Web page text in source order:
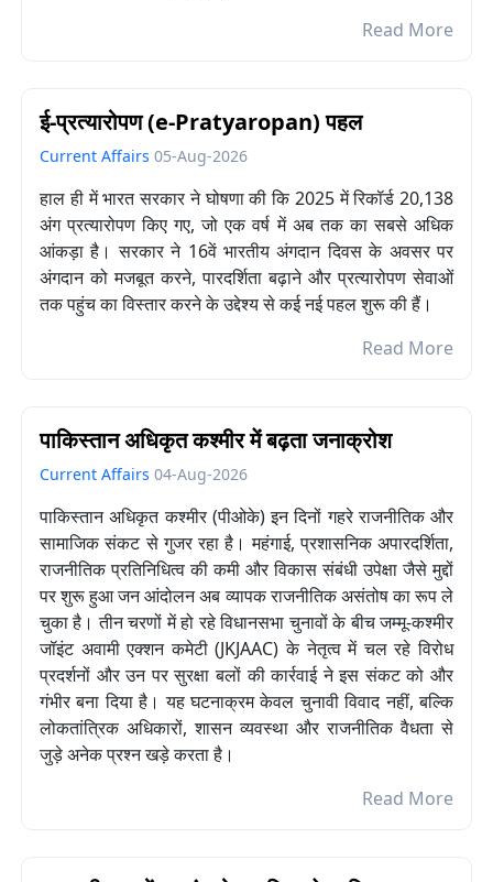
Read More
ई-प्रत्यारोपण (e-Pratyaropan) पहल
Current Affairs 05-Aug-2026
हाल ही में भारत सरकार ने घोषणा की कि 2025 में रिकॉर्ड 20,138
अंग प्रत्यारोपण किए गए, जो एक वर्ष में अब तक का सबसे अधिक
आंकड़ा है। सरकार ने 16वें भारतीय अंगदान दिवस के अवसर पर
अंगदान को मजबूत करने, पारदर्शिता बढ़ाने और प्रत्यारोपण सेवाओं
तक पहुंच का विस्तार करने के उद्देश्य से कई नई पहल शुरू की हैं।
Read More
पाकिस्तान अधिकृत कश्मीर में बढ़ता जनाक्रोश
Current Affairs 04-Aug-2026
पाकिस्तान अधिकृत कश्मीर (पीओके) इन दिनों गहरे राजनीतिक और
सामाजिक संकट से गुजर रहा है। महंगाई, प्रशासनिक अपारदर्शिता,
राजनीतिक प्रतिनिधित्व की कमी और विकास संबंधी उपेक्षा जैसे मुद्दों
पर शुरू हुआ जन आंदोलन अब व्यापक राजनीतिक असंतोष का रूप ले
चुका है। तीन चरणों में हो रहे विधानसभा चुनावों के बीच जम्मू-कश्मीर
जॉइंट अवामी एक्शन कमेटी (JKJAAC) के नेतृत्व में चल रहे विरोध
प्रदर्शनों और उन पर सुरक्षा बलों की कार्रवाई ने इस संकट को और
गंभीर बना दिया है। यह घटनाक्रम केवल चुनावी विवाद नहीं, बल्कि
लोकतांत्रिक अधिकारों, शासन व्यवस्था और राजनीतिक वैधता से
जुड़े अनेक प्रश्न खड़े करता है।
Read More